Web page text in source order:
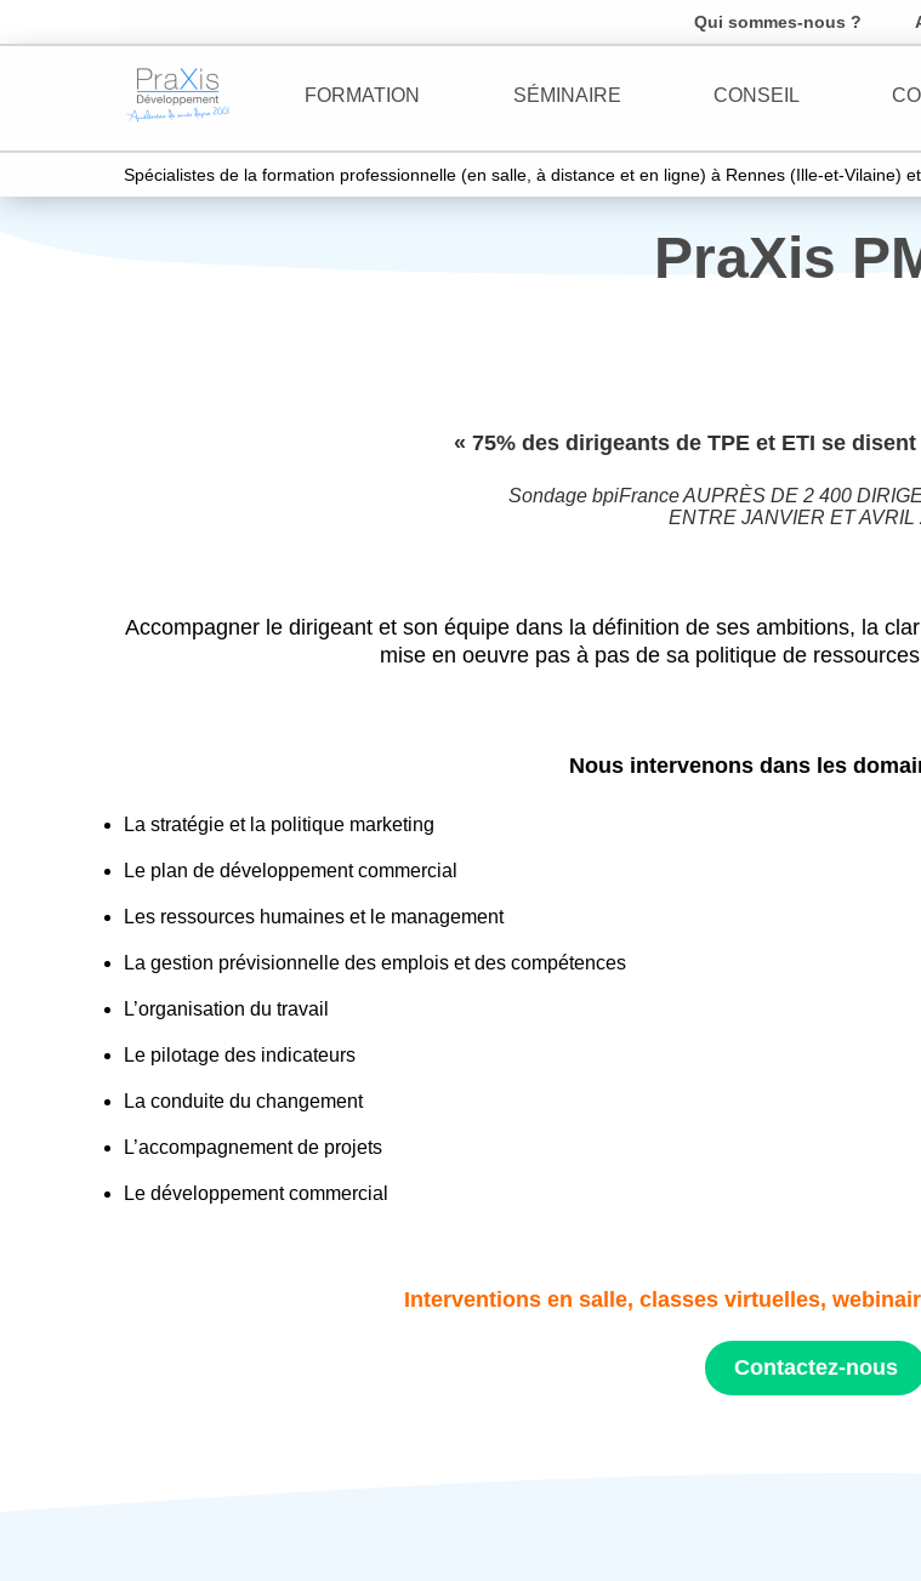
Qui sommes-nous ?
FORMATION SÉMINAIRE CONSEIL
Spécialistes de la formation professionnelle (en salle, à distance et en ligne) à Rennes (Ille-et-Vilaine)
PraXis
« 75% des dirigeants de TPE et ETI se
Sondage bpiFrance AUPRÈS DE 2 400
ENTRE JANVIER ET AVRIL
Accompagner le dirigeant et son équipe dans la définition de ses ambitions, la
mise en oeuvre pas à pas de sa politique de
Nous intervenons dans les
La stratégie et la politique marketing
Le plan de développement commercial
Les ressources humaines et le management
La gestion prévisionnelle des emplois et des compétences
L’organisation du travail
Le pilotage des indicateurs
La conduite du changement
L’accompagnement de projets
Le développement commercial
Interventions en salle, classes virtuelles,
Contactez-nous